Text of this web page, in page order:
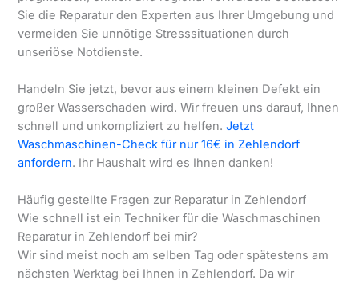
Sie die Reparatur den Experten aus Ihrer Umgebung und
vermeiden Sie unnötige Stresssituationen durch
unseriöse Notdienste.
Handeln Sie jetzt, bevor aus einem kleinen Defekt ein
großer Wasserschaden wird. Wir freuen uns darauf, Ihnen
schnell und unkompliziert zu helfen.Jetzt
Waschmaschinen-Check für nur 16€ in Zehlendorf
anfordern. Ihr Haushalt wird es Ihnen danken!
Häufig gestellte Fragen zur Reparatur in Zehlendorf
Wie schnell ist ein Techniker für die Waschmaschinen
Reparatur in Zehlendorf bei mir?
Wir sind meist noch am selben Tag oder spätestens am
nächsten Werktag bei Ihnen in Zehlendorf. Da wir